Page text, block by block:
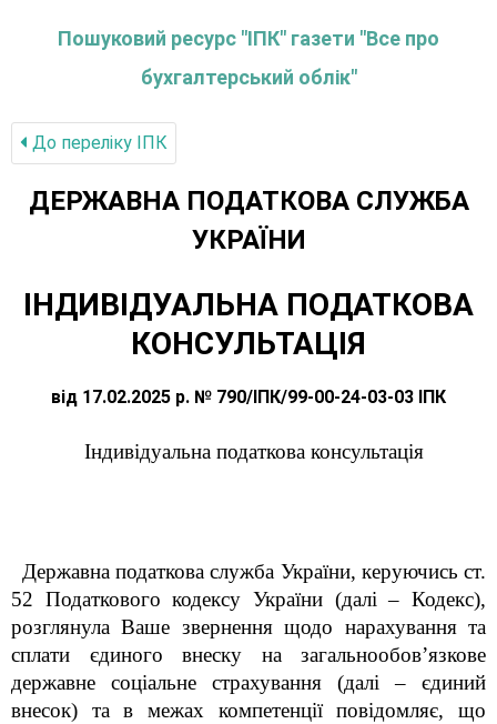
Пошуковий ресурс "ІПК" газети "Все про
бухгалтерський облік"
До переліку IПК
ДЕРЖАВНА ПОДАТКОВА СЛУЖБА
УКРАЇНИ
ІНДИВІДУАЛЬНА ПОДАТКОВА
КОНСУЛЬТАЦІЯ
від 17.02.2025 р. № 790/ІПК/99-00-24-03-03 ІПК
Індивідуальна податкова консультація
Державна податкова служба України, керуючись ст.
52 Податкового кодексу України (далі – Кодекс),
розглянула Ваше звернення щодо нарахування та
сплати єдиного внеску на загальнообов’язкове
державне соціальне страхування (далі – єдиний
внесок) та в межах компетенції повідомляє, що